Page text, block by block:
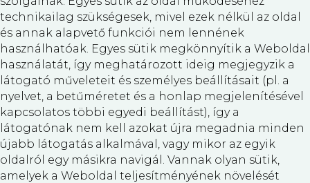
technikailag szükségesek, mivel ezek nélkül az oldal
és annak alapvető funkciói nem lennének
használhatóak. Egyes sütik megkönnyítik a Weboldal
használatát, így meghatározott ideig megjegyzik a
látogató műveleteit és személyes beállításait (pl. a
nyelvet, a betűméretet és a honlap megjelenítésével
kapcsolatos többi egyedi beállítást), így a
látogatónak nem kell azokat újra megadnia minden
újabb látogatás alkalmával, vagy mikor az egyik
oldalról egy másikra navigál. Vannak olyan sütik,
amelyek a Weboldal teljesítményének növelését